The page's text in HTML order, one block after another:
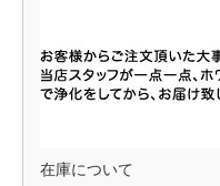
在庫について